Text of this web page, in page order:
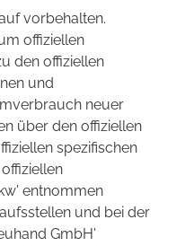
vorbehalten.
offiziellen
den offiziellen
und
neuer
über den offiziellen
spezifischen
entnommen
und bei der
GmbH'